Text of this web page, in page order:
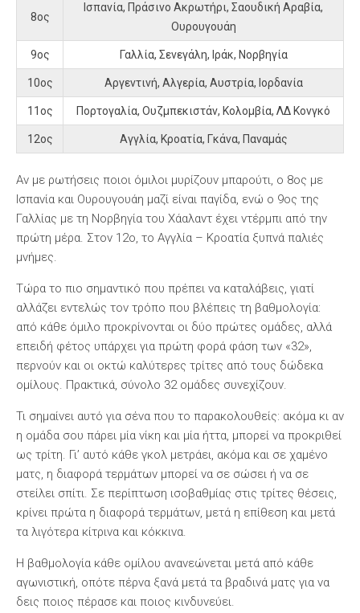
8ος
Ισπανία, Πράσινο Ακρωτήρι, Σαουδική Αραβία,
Ουρουγουάη
9ος Γαλλία, Σενεγάλη, Ιράκ, Νορβηγία
10ος Αργεντινή, Αλγερία, Αυστρία, Ιορδανία
11ος Πορτογαλία, Ουζμπεκιστάν, Κολομβία, ΛΔ Κονγκό
12ος Αγγλία, Κροατία, Γκάνα, Παναμάς
Αν με ρωτήσεις ποιοι όμιλοι μυρίζουν μπαρούτι, ο 8ος με
Ισπανία και Ουρουγουάη μαζί είναι παγίδα, ενώ ο 9ος της
Γαλλίας με τη Νορβηγία του Χάαλαντ έχει ντέρμπι από την
πρώτη μέρα. Στον 12ο, το Αγγλία – Κροατία ξυπνά παλιές
μνήμες.
Τώρα το πιο σημαντικό που πρέπει να καταλάβεις, γιατί
αλλάζει εντελώς τον τρόπο που βλέπεις τη βαθμολογία:
από κάθε όμιλο προκρίνονται οι δύο πρώτες ομάδες, αλλά
επειδή φέτος υπάρχει για πρώτη φορά φάση των «32»,
περνούν και οι οκτώ καλύτερες τρίτες από τους δώδεκα
ομίλους. Πρακτικά, σύνολο 32 ομάδες συνεχίζουν.
Τι σημαίνει αυτό για σένα που το παρακολουθείς: ακόμα κι αν
η ομάδα σου πάρει μία νίκη και μία ήττα, μπορεί να προκριθεί
ως τρίτη. Γι’ αυτό κάθε γκολ μετράει, ακόμα και σε χαμένο
ματς, η διαφορά τερμάτων μπορεί να σε σώσει ή να σε
στείλει σπίτι. Σε περίπτωση ισοβαθμίας στις τρίτες θέσεις,
κρίνει πρώτα η διαφορά τερμάτων, μετά η επίθεση και μετά
τα λιγότερα κίτρινα και κόκκινα.
Η βαθμολογία κάθε ομίλου ανανεώνεται μετά από κάθε
αγωνιστική, οπότε πέρνα ξανά μετά τα βραδινά ματς για να
δεις ποιος πέρασε και ποιος κινδυνεύει.